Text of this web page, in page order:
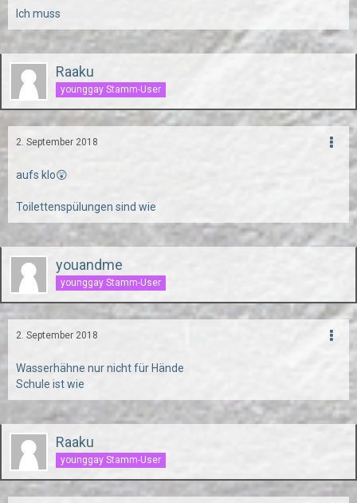
Ich muss
Raaku
younggay Stamm-User
2. September 2018
aufs klo😲
Toilettenspülungen sind wie
youandme
younggay Stamm-User
2. September 2018
Wasserhähne nur nicht für Hände
Schule ist wie
Raaku
younggay Stamm-User